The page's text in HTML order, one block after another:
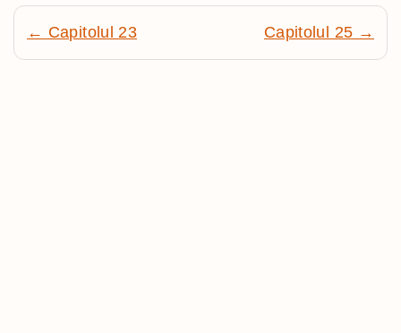
← Capitolul 23 Capitolul 25 →